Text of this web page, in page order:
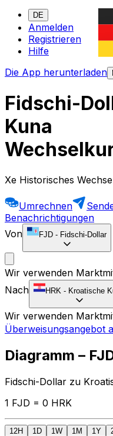
DE
Anmelden
Registrieren
Hilfe
Die App herunterladen
Fidschi-
Kuna
Xe Historisches
Umrechnen
Benachrichtigungen
Von
FJD - Fidschi-Dollar
Wir verwenden
Nach
HRK - Kroatische
Wir verwenden
Überweisungsangebot
Diagramm –
Fidschi-Dollar zu
1 FJD = 0 HRK
12H 1D 1W 1M 1Y